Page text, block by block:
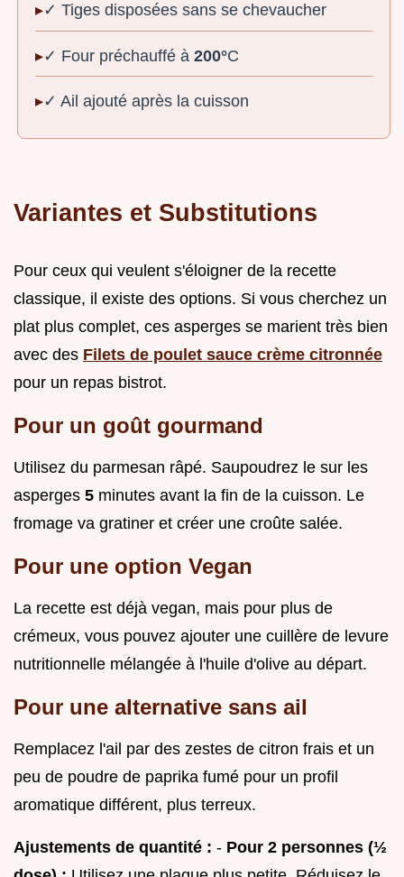
✓ Tiges disposées sans se chevaucher
✓ Four préchauffé à200°C
✓ Ail ajouté après la cuisson
Variantes et Substitutions
Pour ceux qui veulent s'éloigner de la recette
classique, il existe des options. Si vous cherchez un
plat plus complet, ces asperges se marient très bien
avec des Filets de poulet sauce crème citronnée
pour un repas bistrot.
Pour un goût gourmand
Utilisez du parmesan râpé. Saupoudrez le sur les
asperges 5 minutes avant la fin de la cuisson. Le
fromage va gratiner et créer une croûte salée.
Pour une option Vegan
La recette est déjà vegan, mais pour plus de
crémeux, vous pouvez ajouter une cuillère de levure
nutritionnelle mélangée à l'huile d'olive au départ.
Pour une alternative sans ail
Remplacez l'ail par des zestes de citron frais et un
peu de poudre de paprika fumé pour un profil
aromatique différent, plus terreux.
Ajustements de quantité : - Pour 2 personnes (½